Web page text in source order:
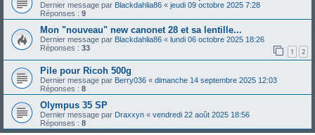
Dernier message par Blackdahlia86 « jeudi 09 octobre 2025 7:28
Réponses : 9
Mon "nouveau" new canonet 28 et sa lentille...
Dernier message par Blackdahlia86 « lundi 06 octobre 2025 18:26
Réponses : 33 1 2
Pile pour Ricoh 500g
Dernier message par Berry036 « dimanche 14 septembre 2025 12:03
Réponses : 8
Olympus 35 SP
Dernier message par Draxxyn « vendredi 22 août 2025 18:56
Réponses : 8